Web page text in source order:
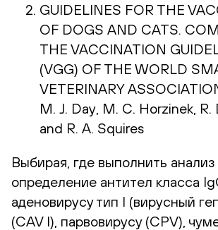
GUIDELINES FOR THE
OF DOGS AND CATS.
THE VACCINATION
(VGG) OF THE WORLD
VETERINARY
M. J. Day, M. C. Horzinek,
and R. A. Squires
Выбирая, где выполнить анализ
определение антител класса
аденовирусу тип I (вирусный
(СAV I), парвовирусу (CPV),